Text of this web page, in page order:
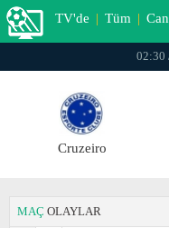
TV'de | Tüm |
02:30
Cruzeiro
MAÇ OLAYLAR